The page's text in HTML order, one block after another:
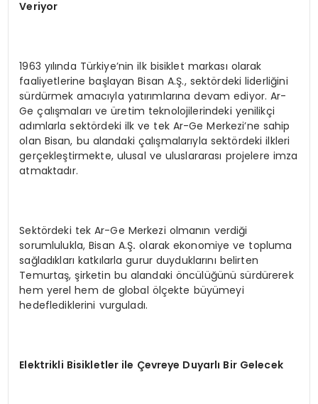
Veriyor
1963 yılında Türkiye’nin ilk bisiklet markası olarak
faaliyetlerine başlayan Bisan A.Ş., sektördeki liderliğini
sürdürmek amacıyla yatırımlarına devam ediyor. Ar-
Ge çalışmaları ve üretim teknolojilerindeki yenilikçi
adımlarla sektördeki ilk ve tek Ar-Ge Merkezi’ne sahip
olan Bisan, bu alandaki çalışmalarıyla sektördeki ilkleri
gerçekleştirmekte, ulusal ve uluslararası projelere imza
atmaktadır.
Sektördeki tek Ar-Ge Merkezi olmanın verdiği
sorumlulukla, Bisan A.Ş. olarak ekonomiye ve topluma
sağladıkları katkılarla gurur duyduklarını belirten
Temurtaş, şirketin bu alandaki öncülüğünü sürdürerek
hem yerel hem de global ölçekte büyümeyi
hedeflediklerini vurguladı.
Elektrikli Bisikletler ile Çevreye Duyarlı Bir Gelecek